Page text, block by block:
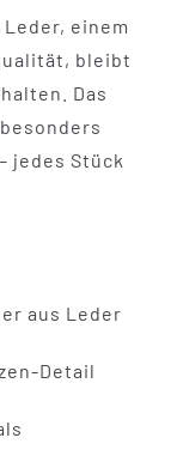
einem
bleibt
Das
jedes Stück
aus Leder
Detail